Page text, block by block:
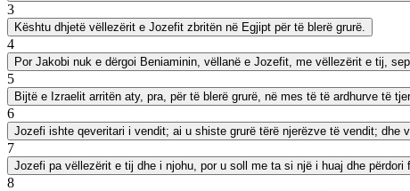
3
Kështu dhjetë vëllezërit e Jozefit zbritën në Egjipt për të blerë grurë.
4
Por Jakobi nuk e dërgoi Beniaminin, vëllanë e Jozefit, me vëllezërit e tij,
5
Bijtë e Izraelit arritën aty, pra, për të blerë grurë, në mes të të ardhurve të
6
Jozefi ishte qeveritari i vendit; ai u shiste grurë tërë njerëzve të vendit; dhe
7
Jozefi pa vëllezërit e tij dhe i njohu, por u soll me ta si një i huaj dhe
8